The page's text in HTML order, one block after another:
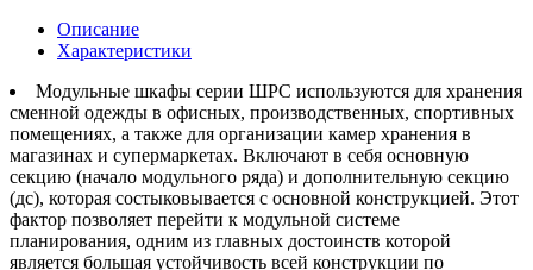
Описание
Характеристики
Модульные шкафы серии ШРС используются для хранения
сменной одежды в офисных, производственных, спортивных
помещениях, а также для организации камер хранения в
магазинах и супермаркетах. Включают в себя основную
секцию (начало модульного ряда) и дополнительную секцию
(дс), которая состыковывается с основной конструкцией. Этот
фактор позволяет перейти к модульной системе
планирования, одним из главных достоинств которой
является большая устойчивость всей конструкции по